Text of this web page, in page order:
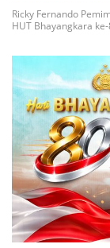
Ricky Fernando
HUT Bhayangkara